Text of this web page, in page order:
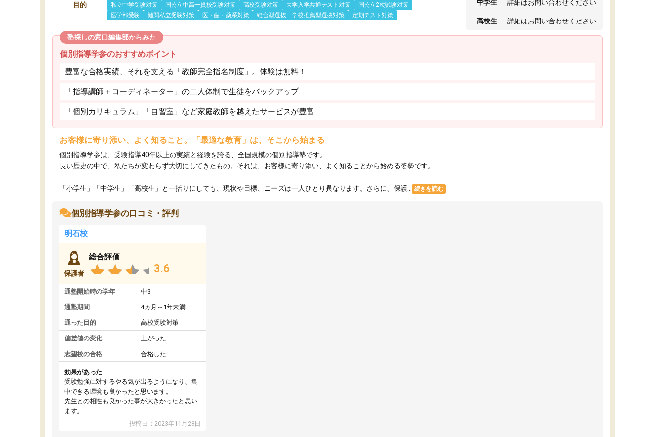
目的 私立中学受験対策 国公立中高一貫校受験対策 高校受験対策 大学入学共通テスト対策
国公立2次試験対策
医学部受験
難関私立受験対策 医・歯・薬系対策 総合型選抜・学校推薦型選抜対策 定期テスト対策
中学生 詳細はお問い合わせください
高校生 詳細はお問い合わせください
塾探しの窓口編集部からみた
個別指導学参のおすすめポイント
豊富な合格実績、それを支える「教師完全指名制度」。体験は無料！
「指導講師＋コーディネーター」の二人体制で生徒をバックアップ
「個別カリキュラム」「自習室」など家庭教師を越えたサービスが豊富
お客様に寄り添い、よく知ること。「最適な教育」は、そこから始まる
個別指導学参は、受験指導40年以上の実績と経験を誇る、全国規模の個別指導塾です。
長い歴史の中で、私たちが変わらず大切にしてきたもの。それは、お客様に寄り添い、よく知ることから始める姿勢です。
「小学生」「中学生」「高校生」と一括りにしても、現状や目標、ニーズは一人ひとり異なります。さらに、保護... 続きを読む
個別指導学参の口コミ・評判
明石校
保護者
総合評価
3.6
通塾開始時の学年 中3
通塾期間 4ヵ月～1年未満
通った目的 高校受験対策
偏差値の変化 上がった
志望校の合格 合格した
効果があった
受験勉強に対するやる気が出るようになり、集
中できる環境も良かったと思います。
先生との相性も良かった事が大きかったと思い
ます。
投稿日：2023年11月28日